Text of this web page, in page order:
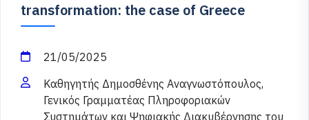
transformation: the case of Greece
21/05/2025
Καθηγητής Δημοσθένης Αναγνωστόπουλος,
Γενικός Γραμματέας Πληροφοριακών
Συστημάτων και Ψηφιακής Διακυβέρνησης του